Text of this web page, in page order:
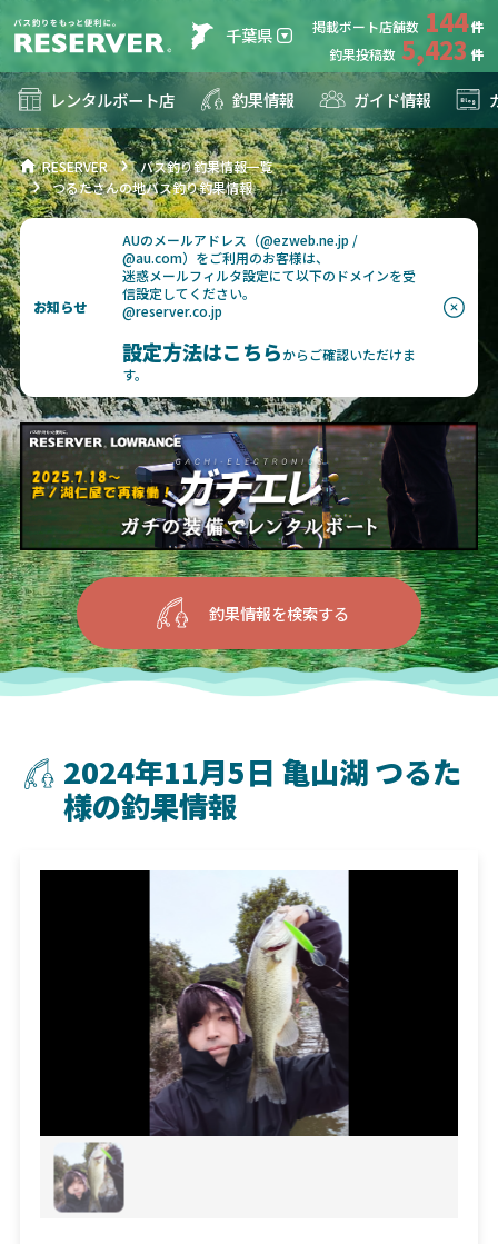
千葉県 掲載ボート店舗数 144
釣果投稿数 5,423
レンタルボート店 釣果情報 ガイド情報
RESERVER
バス釣り釣果情報一覧
つるたさんの地バス釣り釣果情報
お知らせ
AUのメールアドレス（@ezweb.ne.jp /
@au.com）をご利用のお客様は、
迷惑メールフィルタ設定にて以下のドメインを受
信設定してください。
@reserver.co.jp
設定方法はこちらからご確認いただけま
す。
釣果情報を検索する
2024年11月5日 亀山湖 つるた
様の釣果情報